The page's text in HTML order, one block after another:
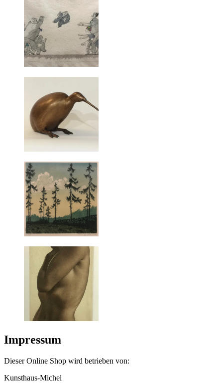
Impressum
Dieser Online Shop wird betrieben von:
Kunsthaus-Michel